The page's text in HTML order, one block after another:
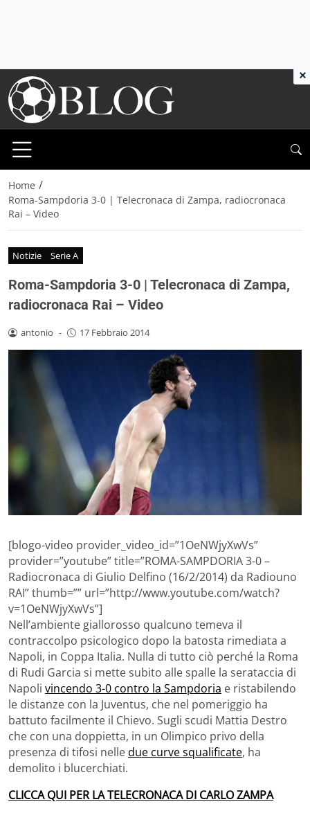
Home /
Roma-Sampdoria 3-0 | Telecronaca di Zampa, radiocronaca
Rai – Video
Notizie Serie A
Roma-Sampdoria 3-0 | Telecronaca di Zampa,
radiocronaca Rai – Video
antonio - 17 Febbraio 2014
[blogo-video provider_video_id=”1OeNWjyXwVs”
provider=”youtube” title=”ROMA-SAMPDORIA 3-0 –
Radiocronaca di Giulio Delfino (16/2/2014) da Radiouno
RAI” thumb=”” url=”http://www.youtube.com/watch?
v=1OeNWjyXwVs”]
Nell’ambiente giallorosso qualcuno temeva il
contraccolpo psicologico dopo la batosta rimediata a
Napoli, in Coppa Italia. Nulla di tutto ciò perché la Roma
di Rudi Garcia si mette subito alle spalle la serataccia di
Napoli vincendo 3-0 contro la Sampdoria e ristabilendo
le distanze con la Juventus, che nel pomeriggio ha
battuto facilmente il Chievo. Sugli scudi Mattia Destro
che con una doppietta, in un Olimpico privo della
presenza di tifosi nelledue curve squalificate, ha
demolito i blucerchiati.
CLICCA QUI PER LA TELECRONACA DI CARLO ZAMPA
×